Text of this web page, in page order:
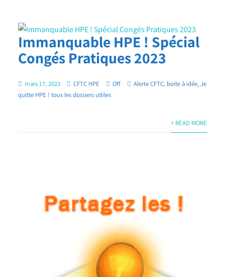
Immanquable HPE ! Spécial
Congés Pratiques 2023
mars 17, 2023 CFTC HPE Off Alerte CFTC, boite à idée,Je
quitte HPE ! tous les dossiers utliles
+ READ MORE